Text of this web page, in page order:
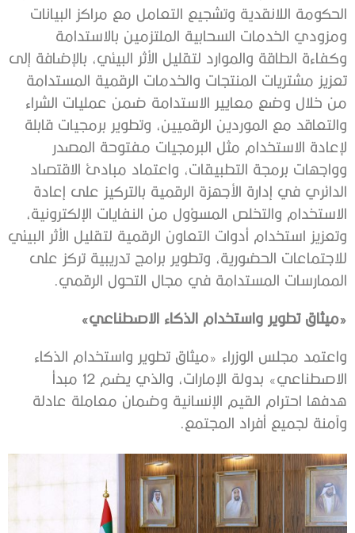
الحكومة اللانقدية وتشجيع التعامل مع مراكز البيانات
ومزودي الخدمات السحابية الملتزمين بالاستدامة
وكفاءة الطاقة والموارد لتقليل الأثر البيئي، بالإضافة إلى
تعزيز مشتريات المنتجات والخدمات الرقمية المستدامة
من خلال وضع معايير الاستدامة ضمن عمليات الشراء
والتعاقد مع الموردين الرقميين، وتطوير برمجيات قابلة
لإعادة الاستخدام مثل البرمجيات مفتوحة المصدر
وواجهات برمجة التطبيقات، واعتماد مبادئ الاقتصاد
الدائري في إدارة الأجهزة الرقمية بالتركيز على إعادة
الاستخدام والتخلص المسؤول من النفايات الإلكترونية،
وتعزيز استخدام أدوات التعاون الرقمية لتقليل الأثر البيئي
للاجتماعات الحضورية، وتطوير برامج تدريبية تركز على
الممارسات المستدامة في مجال التحول الرقمي.
«ميثاق تطوير واستخدام الذكاء الاصطناعي»
واعتمد مجلس الوزراء «ميثاق تطوير واستخدام الذكاء
الاصطناعي» بدولة الإمارات، والذي يضم 12 مبدأ
هدفها احترام القيم الإنسانية وضمان معاملة عادلة
وآمنة لجميع أفراد المجتمع.